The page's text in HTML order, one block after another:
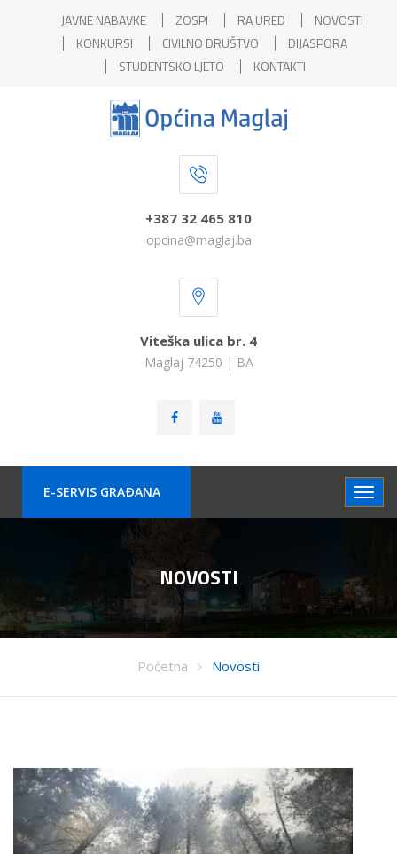
JAVNE NABAVKE ZOSPI RA URED
NOVOSTI
KONKURSI
CIVILNO DRUŠTVO
DIJASPORA
STUDENTSKO LJETO
KONTAKTI
+387 32 465 810
opcina@maglaj.ba
Viteška ulica br. 4
Maglaj 74250 | BA
E-SERVIS GRAÐANA
NOVOSTI
Početna Novosti